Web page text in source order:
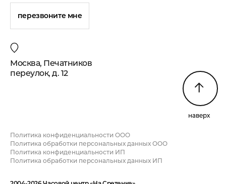
перезвоните мне
Москва, Печатников
переулок, д. 12
наверх
Политика конфиденциальности ООО
Политика обработки персональных данных ООО
Политика конфиденциальности ИП
Политика обработки персональных данных ИП